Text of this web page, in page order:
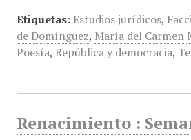
Etiquetas: Estudios jurídicos,
de Domínguez, María del Carmen
Poesía, República y democracia,
Renacimiento :